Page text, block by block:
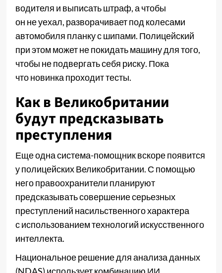
водителя и выписать штраф, а чтобы
он не уехал, разворачивает под колесами
автомобиля планку с шипами. Полицейский
при этом может не покидать машину для того,
чтобы не подвергать себя риску. Пока
что новинка проходит тесты.
Как в Великобритании
будут предсказывать
преступления
Еще одна система-помощник вскоре появится
у полицейских Великобритании. С помощью
него правоохранители планируют
предсказывать совершение серьезных
преступлений насильственного характера
с использованием технологий искусственного
интеллекта.
Национальное решение для анализа данных